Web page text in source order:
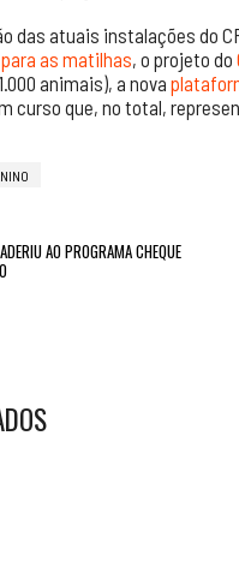
das atuais instalações do
as matilhas, o projeto do
animais), a nova
curso que, no total,
AO PROGRAMA CHEQUE